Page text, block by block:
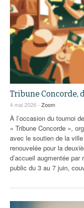
Tribune Concorde,
4 mai 2026 - Zoom
À l’occasion du tournoi
« Tribune Concorde »,
avec le soutien de la
renouvelée pour la
d’accueil augmentée
public du 3 au 7 juin,